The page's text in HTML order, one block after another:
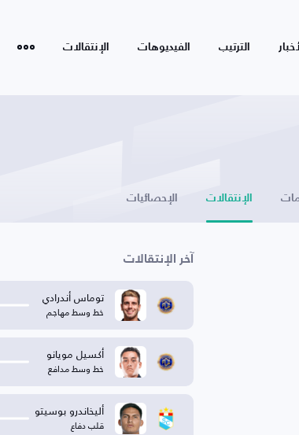
الترتيب الفيديوهات الإنتقالات
الإنتقالات الإحصائيات
آخر الإنتقالات
توماس أندرادي
خط وسط مهاجم
أكسيل مويانو
خط وسط مدافع
أليخاندرو بوسيتو
قلب دفاع